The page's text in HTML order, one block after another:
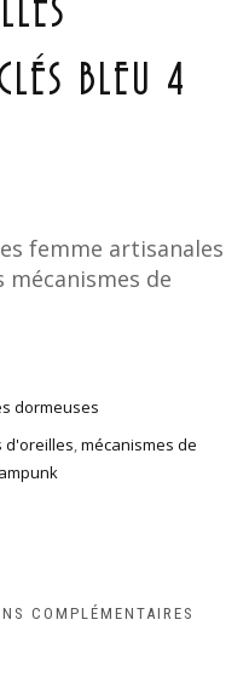
BLEU 4
femme artisanales
mécanismes de
dormeuses
d'oreilles,mécanismes de
COMPLÉMENTAIRES